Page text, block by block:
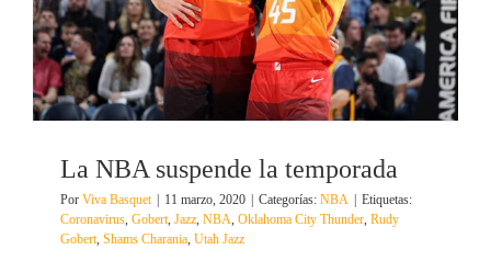
La NBA suspende la temporada
Por Viva Basquet | 11 marzo, 2020 | Categorías: NBA | Etiquetas:
Coronavirus Gobert Jazz NBA Oklahoma City Thunder Rudy
Gobert Shams Charania Utah Jazz